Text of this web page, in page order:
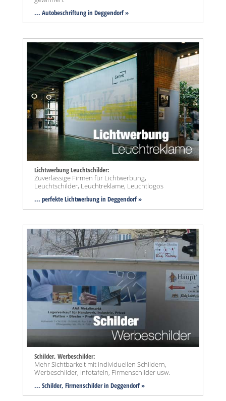
... Autobeschriftung in Deggendorf »
Lichtwerbung Leuchtschilder:
Zuverlässige Firmen für Lichtwerbung,
Leuchtschilder, Leuchtreklame, Leuchtlogos
... perfekte Lichtwerbung in Deggendorf »
Schilder, Werbeschilder:
Mehr Sichtbarkeit mit individuellen Schildern,
Werbeschilder, Infotafeln, Firmenschilder usw.
... Schilder, Firmenschilder in Deggendorf »